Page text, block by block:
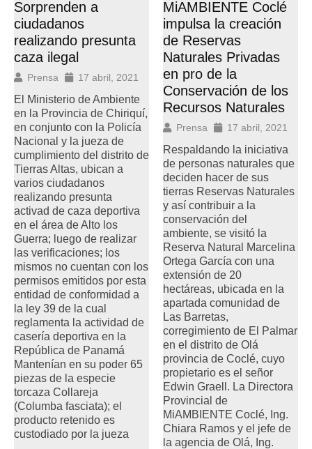
Sorprenden a
ciudadanos
realizando presunta
caza ilegal
Prensa 17 abril, 2021
El Ministerio de Ambiente
en la Provincia de Chiriquí,
en conjunto con la Policía
Nacional y la jueza de
cumplimiento del distrito de
Tierras Altas, ubican a
varios ciudadanos
realizando presunta
activad de caza deportiva
en el área de Alto los
Guerra; luego de realizar
las verificaciones; los
mismos no cuentan con los
permisos emitidos por esta
entidad de conformidad a
la ley 39 de la cual
reglamenta la actividad de
casería deportiva en la
República de Panamá
Mantenían en su poder 65
piezas de la especie
torcaza Collareja
(Columba fasciata); el
producto retenido es
custodiado por la jueza
MiAMBIENTE Coclé
impulsa la creación
de Reservas
Naturales Privadas
en pro de la
Conservación de los
Recursos Naturales
Prensa 17 abril, 2021
Respaldando la iniciativa
de personas naturales que
deciden hacer de sus
tierras Reservas Naturales
y así contribuir a la
conservación del
ambiente, se visitó la
Reserva Natural Marcelina
Ortega García con una
extensión de 20
hectáreas, ubicada en la
apartada comunidad de
Las Barretas,
corregimiento de El Palmar
en el distrito de Olá
provincia de Coclé, cuyo
propietario es el señor
Edwin Graell. La Directora
Provincial de
MiAMBIENTE Coclé, Ing.
Chiara Ramos y el jefe de
la agencia de Olá, Ing.